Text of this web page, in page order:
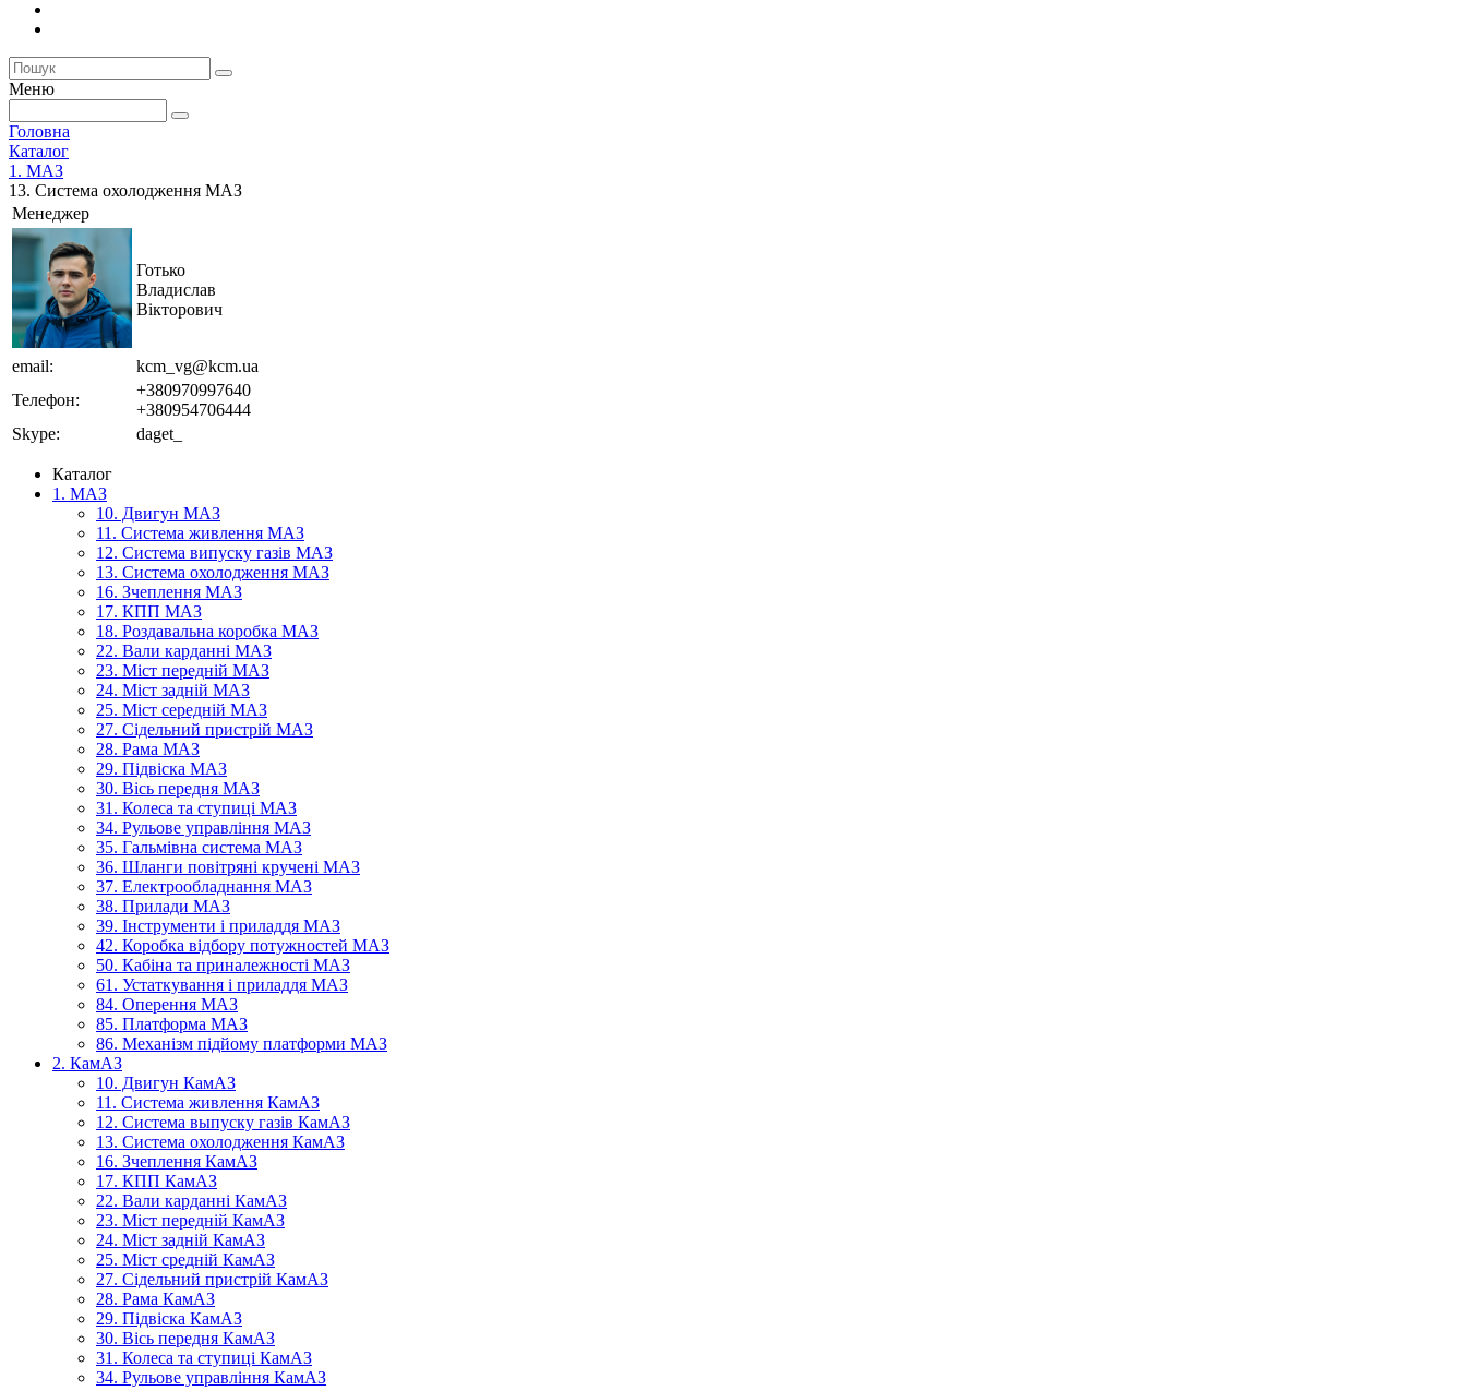
Меню
Головна
Каталог
1. МАЗ
13. Система охолодження МАЗ
Менеджер
Готько
Владислав
Вікторович
email:
kcm_vg@kcm.ua
Телефон:
+380970997640
+380954706444
Skype:
daget_
Каталог
1. МАЗ
10. Двигун МАЗ
11. Система живлення МАЗ
12. Система випуску газів МАЗ
13. Система охолодження МАЗ
16. Зчеплення МАЗ
17. КПП МАЗ
18. Роздавальна коробка МАЗ
22. Вали карданні МАЗ
23. Міст передній МАЗ
24. Міст задній МАЗ
25. Міст середній МАЗ
27. Сідельний пристрій МАЗ
28. Рама МАЗ
29. Підвіска МАЗ
30. Вісь передня МАЗ
31. Колеса та ступиці МАЗ
34. Рульове управління МАЗ
35. Гальмівна система МАЗ
36. Шланги повітряні кручені МАЗ
37. Електрообладнання МАЗ
38. Прилади МАЗ
39. Інструменти і приладдя МАЗ
42. Коробка відбору потужностей МАЗ
50. Кабіна та приналежності МАЗ
61. Устаткування і приладдя МАЗ
84. Оперення МАЗ
85. Платформа МАЗ
86. Механізм підйому платформи МАЗ
2. КамАЗ
10. Двигун КамАЗ
11. Система живлення КамАЗ
12. Система выпуску газів КамАЗ
13. Система охолодження КамАЗ
16. Зчеплення КамАЗ
17. КПП КамАЗ
22. Вали карданні КамАЗ
23. Міст передній КамАЗ
24. Міст задній КамАЗ
25. Міст средній КамАЗ
27. Сідельний пристрій КамАЗ
28. Рама КамАЗ
29. Підвіска КамАЗ
30. Вісь передня КамАЗ
31. Колеса та ступиці КамАЗ
34. Рульове управління КамАЗ